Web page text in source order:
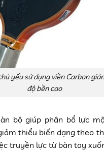
yếu sử dụng viền Carbon
độ bền cao
bộ giúp phân bổ lực
thiểu biến dạng theo
truyền lực từ bàn tay